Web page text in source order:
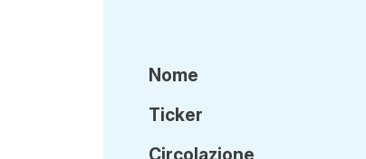
Nome
Ticker
Circolazione